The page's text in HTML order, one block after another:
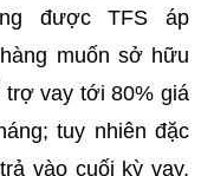
được TFS áp
muốn sở hữu
trợ vay tới 80% giá
tuy nhiên đặc
vào cuối kỳ vay,